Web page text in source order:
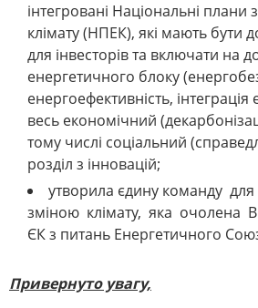
інтегровані Національні плани
клімату (НПЕК), які мають
для інвесторів та включати на
енергетичного блоку
енергоефективність, інтеграція
весь економічний
тому числі соціальний
розділ з інновацій;
утворила єдину команду
зміною клімату, яка очолена
ЄК з питань Енергетичного
Привернуто увагу,